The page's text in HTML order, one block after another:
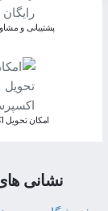
پشتیبانی و
اﻣﮑﺎن ﺗﺤﻮﯾﻞ
نشانی